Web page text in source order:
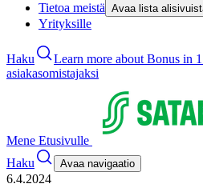
Tietoa meistä Avaa lista
Yrityksille
Haku Learn more about Bonus in
asiakasomistajaksi
Mene Etusivulle
Haku
Avaa navigaatio
6.4.2024